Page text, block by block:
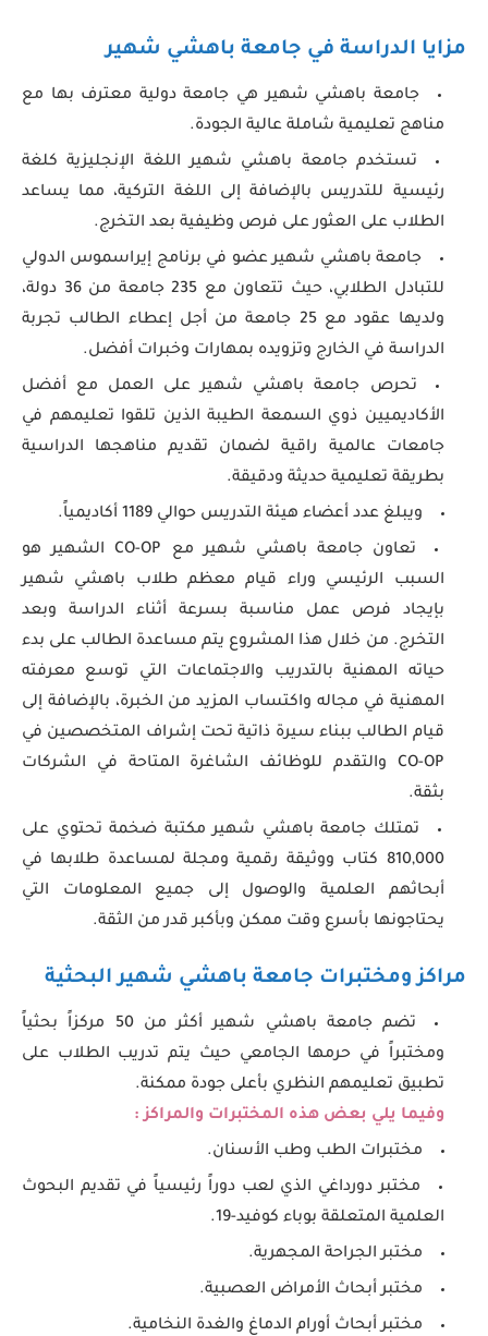
مزايا الدراسة في جامعة باهشي شهير
جامعة باهشي شهير هي جامعة دولية معترف بها مع
مناهج تعليمية شاملة عالية الجودة.
تستخدم جامعة باهشي شهير اللغة الإنجليزية كلغة
رئيسية للتدريس بالإضافة إلى اللغة التركية، مما يساعد
الطلاب على العثور على فرص وظيفية بعد التخرج.
جامعة باهشي شهير عضو في برنامج إيراسموس الدولي
للتبادل الطلابي، حيث تتعاون مع 235 جامعة من 36 دولة،
ولديها عقود مع 25 جامعة من أجل إعطاء الطالب تجربة
الدراسة في الخارج وتزويده بمهارات وخبرات أفضل.
تحرص جامعة باهشي شهير على العمل مع أفضل
الأكاديميين ذوي السمعة الطيبة الذين تلقوا تعليمهم في
جامعات عالمية راقية لضمان تقديم مناهجها الدراسية
بطريقة تعليمية حديثة ودقيقة.
ويبلغ عدد أعضاء هيئة التدريس حوالي 1189 أكاديمياً.
تعاون جامعة باهشي شهير مع CO-OP الشهير هو
السبب الرئيسي وراء قيام معظم طلاب باهشي شهير
بإيجاد فرص عمل مناسبة بسرعة أثناء الدراسة وبعد
التخرج. من خلال هذا المشروع يتم مساعدة الطالب على بدء
حياته المهنية بالتدريب والاجتماعات التي توسع معرفته
المهنية في مجاله واكتساب المزيد من الخبرة، بالإضافة إلى
قيام الطالب ببناء سيرة ذاتية تحت إشراف المتخصصين في
CO-OP والتقدم للوظائف الشاغرة المتاحة في الشركات
بثقة.
تمتلك جامعة باهشي شهير مكتبة ضخمة تحتوي على
810,000 كتاب ووثيقة رقمية ومجلة لمساعدة طلابها في
أبحاثهم العلمية والوصول إلى جميع المعلومات التي
يحتاجونها بأسرع وقت ممكن وبأكبر قدر من الثقة.
مراكز ومختبرات جامعة باهشي شهير البحثية
تضم جامعة باهشي شهير أكثر من 50 مركزاً بحثياً
ومختبراً في حرمها الجامعي حيث يتم تدريب الطلاب على
تطبيق تعليمهم النظري بأعلى جودة ممكنة.
وفيما يلي بعض هذه المختبرات والمراكز :
مختبرات الطب وطب الأسنان.
مختبر دورداغي الذي لعب دوراً رئيسياً في تقديم البحوث
العلمية المتعلقة بوباء كوفيد-19.
مختبر الجراحة المجهرية.
مختبر أبحاث الأمراض العصبية.
مختبر أبحاث أورام الدماغ والغدة النخامية.